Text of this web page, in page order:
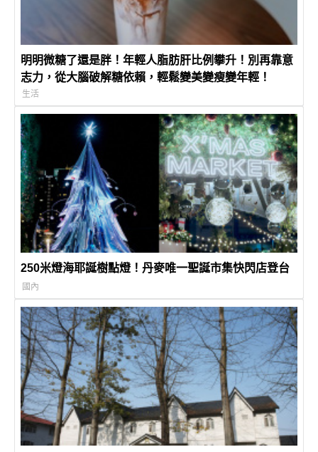
明明微糖了還是胖！年輕人脂肪肝比例攀升！別再靠意
志力，從大腦破解糖依賴，輕鬆變美變瘦變年輕！
生活
250米燈海耶誕樹點燈！丹麥唯一聖誕市集快閃店登台
國內